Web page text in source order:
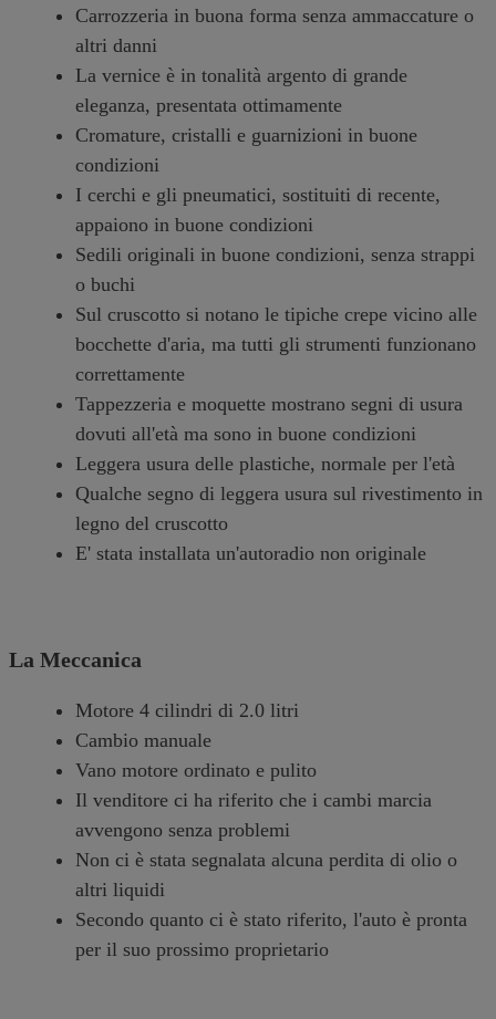
Carrozzeria in buona forma senza ammaccature o
altri danni
La vernice è in tonalità argento di grande
eleganza, presentata ottimamente
Cromature, cristalli e guarnizioni in buone
condizioni
I cerchi e gli pneumatici, sostituiti di recente,
appaiono in buone condizioni
Sedili originali in buone condizioni, senza strappi
o buchi
Sul cruscotto si notano le tipiche crepe vicino alle
bocchette d'aria, ma tutti gli strumenti funzionano
correttamente
Tappezzeria e moquette mostrano segni di usura
dovuti all'età ma sono in buone condizioni
Leggera usura delle plastiche, normale per l'età
Qualche segno di leggera usura sul rivestimento in
legno del cruscotto
E' stata installata un'autoradio non originale
La Meccanica
Motore 4 cilindri di 2.0 litri
Cambio manuale
Vano motore ordinato e pulito
Il venditore ci ha riferito che i cambi marcia
avvengono senza problemi
Non ci è stata segnalata alcuna perdita di olio o
altri liquidi
Secondo quanto ci è stato riferito, l'auto è pronta
per il suo prossimo proprietario